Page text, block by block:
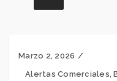
Marzo 2, 2026
Alertas Comerciales,